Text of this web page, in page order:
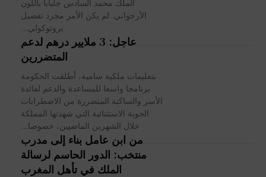
الملك محمد السادس جلباباً باللون
الأرجواني. لم يكن الأمر مجرد تفصيل
بروتوكولي...
عاجل: 3 ملايير درهم لدعم
المتضررين
بتعليمات ملكية سامية، أطلقت الحكومة
برنامجا واسعا للمساعدة والدعم لفائدة
الأسر والساكنة المتضررة من الاضطرابات
الجوية الاستثنائية التي شهدتها المملكة
خلال الشهرين الماضيين، خصوصا...
من ابن عامل بناء إلى مدرب
منتخب: الدور الحاسم لرسالة
الملك في تأهل المغرب